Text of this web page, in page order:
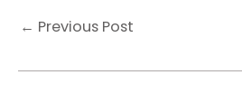
← Previous Post